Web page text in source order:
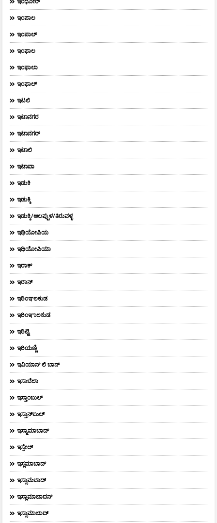
ಇಂಪಾಲ
ಇಂಪಾಲ್‌
ಇಂಫಾಲ
ಇಂಫಾಲಾ
ಇಂಫಾಲ್
ಇಟಲಿ
ಇಟಾನಗರ
ಇಟಾನಗರ್‌
ಇಟಾಲಿ
ಇಟಾವಾ
ಇಡುಕಿ
ಇಡುಕ್ಕಿ
ಇಡುಕ್ಕಿ/ಆಲಪ್ಪುಳ/ತಿರುವಳ್ಳ
ಇಥಿಯೋಪಿಯ
ಇಥಿಯೋಪಿಯಾ
ಇರಾಕ್‌
ಇರಾನ್
ಇರಿಂಞಲಕುಡ
ಇರಿಂಞಾಲಕುಡ
ಇರಿಟ್ಟಿ
ಇರಿಯಣ್ಣಿ
ಇವಿಯಾನ್‌ ಲಿ ಬಾನ್‌
ಇಸಾಬೆಲಾ
ಇಸ್ತಾಂಬುಲ್
ಇಸ್ತಾನ್‌ಬುಲ್‌
ಇಸ್ಮಾಮಾಬಾದ್
ಇಸ್ರೇಲ್
ಇಸ್ಲಮಾಬಾದ್
ಇಸ್ಲಾಮಬಾದ್
ಇಸ್ಲಾಮಾಬಾದನ್
ಇಸ್ಲಾಮಾಬಾದ್